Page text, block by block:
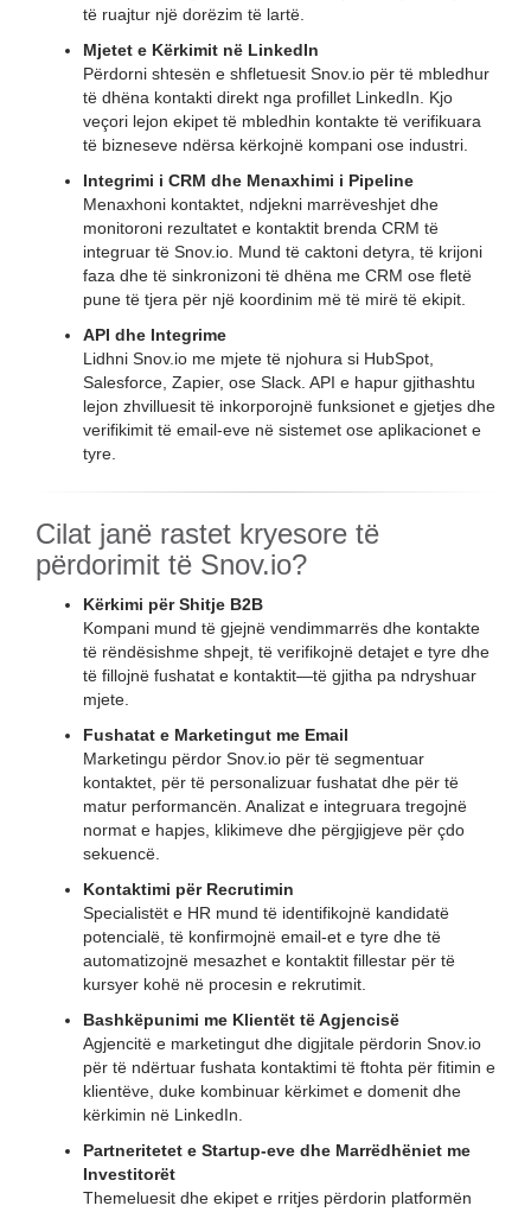
të ruajtur një dorëzim të lartë.
Mjetet e Kërkimit në LinkedIn
Përdorni shtesën e shfletuesit Snov.io për të mbledhur
të dhëna kontakti direkt nga profillet LinkedIn. Kjo
veçori lejon ekipet të mbledhin kontakte të verifikuara
të bizneseve ndërsa kërkojnë kompani ose industri.
Integrimi i CRM dhe Menaxhimi i Pipeline
Menaxhoni kontaktet, ndjekni marrëveshjet dhe
monitoroni rezultatet e kontaktit brenda CRM të
integruar të Snov.io. Mund të caktoni detyra, të krijoni
faza dhe të sinkronizoni të dhëna me CRM ose fletë
pune të tjera për një koordinim më të mirë të ekipit.
API dhe Integrime
Lidhni Snov.io me mjete të njohura si HubSpot,
Salesforce, Zapier, ose Slack. API e hapur gjithashtu
lejon zhvilluesit të inkorporojnë funksionet e gjetjes dhe
verifikimit të email-eve në sistemet ose aplikacionet e
tyre.
Cilat janë rastet kryesore të
përdorimit të Snov.io?
Kërkimi për Shitje B2B
Kompani mund të gjejnë vendimmarrës dhe kontakte
të rëndësishme shpejt, të verifikojnë detajet e tyre dhe
të fillojnë fushatat e kontaktit—të gjitha pa ndryshuar
mjete.
Fushatat e Marketingut me Email
Marketingu përdor Snov.io për të segmentuar
kontaktet, për të personalizuar fushatat dhe për të
matur performancën. Analizat e integruara tregojnë
normat e hapjes, klikimeve dhe përgjigjeve për çdo
sekuencë.
Kontaktimi për Recrutimin
Specialistët e HR mund të identifikojnë kandidatë
potencialë, të konfirmojnë email-et e tyre dhe të
automatizojnë mesazhet e kontaktit fillestar për të
kursyer kohë në procesin e rekrutimit.
Bashkëpunimi me Klientët të Agjencisë
Agjencitë e marketingut dhe digjitale përdorin Snov.io
për të ndërtuar fushata kontaktimi të ftohta për fitimin e
klientëve, duke kombinuar kërkimet e domenit dhe
kërkimin në LinkedIn.
Partneritetet e Startup-eve dhe Marrëdhëniet me
Investitorët
Themeluesit dhe ekipet e rritjes përdorin platformën